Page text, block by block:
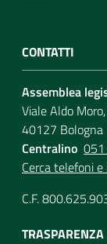
CONTATTI
Assemblea
Viale Aldo
40127 Bologna
Centralino
Cerca telefoni e
C.F.
TRASPARENZA